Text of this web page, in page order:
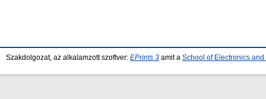
Szakdolgozat, az alkalamzott szoftver: EPrints 3 amit a School of Electronics